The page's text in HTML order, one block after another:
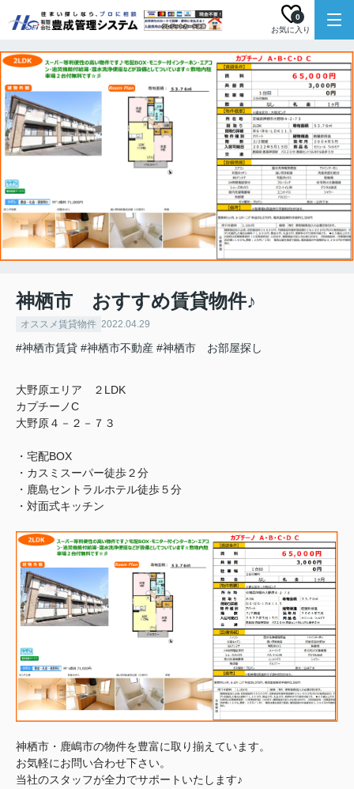
お気に入り
0
神栖市 おすすめ賃貸物件♪
オススメ賃貸物件 2022.04.29
#神栖市賃貸 #神栖市不動産 #神栖市 お部屋探し
大野原エリア ２LDK
カプチーノC
大野原４－２－７３
・宅配BOX
・カスミスーパー徒歩２分
・鹿島セントラルホテル徒歩５分
・対面式キッチン
神栖市・鹿嶋市の物件を豊富に取り揃えています。
お気軽にお問い合わせ下さい。
当社のスタッフが全力でサポートいたします♪